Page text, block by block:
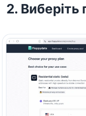
2. Виберіть